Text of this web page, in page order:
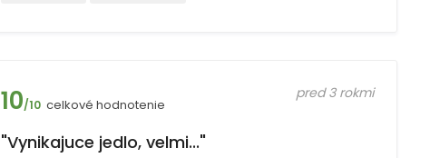
10/10 celkové hodnotenie
pred 3 rokmi
"Vynikajuce jedlo, velmi..."